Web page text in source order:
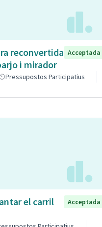
reconvertida
i mirador
Acceptada
Pressupostos Participatius
el carril
Acceptada